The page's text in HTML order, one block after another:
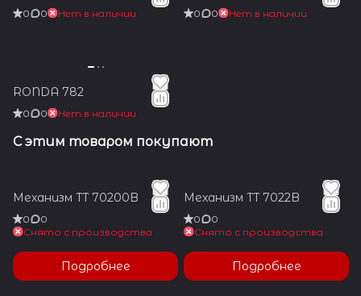
0 0 Нет в наличии 0 0 Нет в наличии
RONDA 782
0 0 Нет в наличии
С этим товаром покупают
Механизм TT 70200B
0
0
Снято с производства
Подробнее
Механизм TT 7022B
0
0
Снято с производства
Подробнее